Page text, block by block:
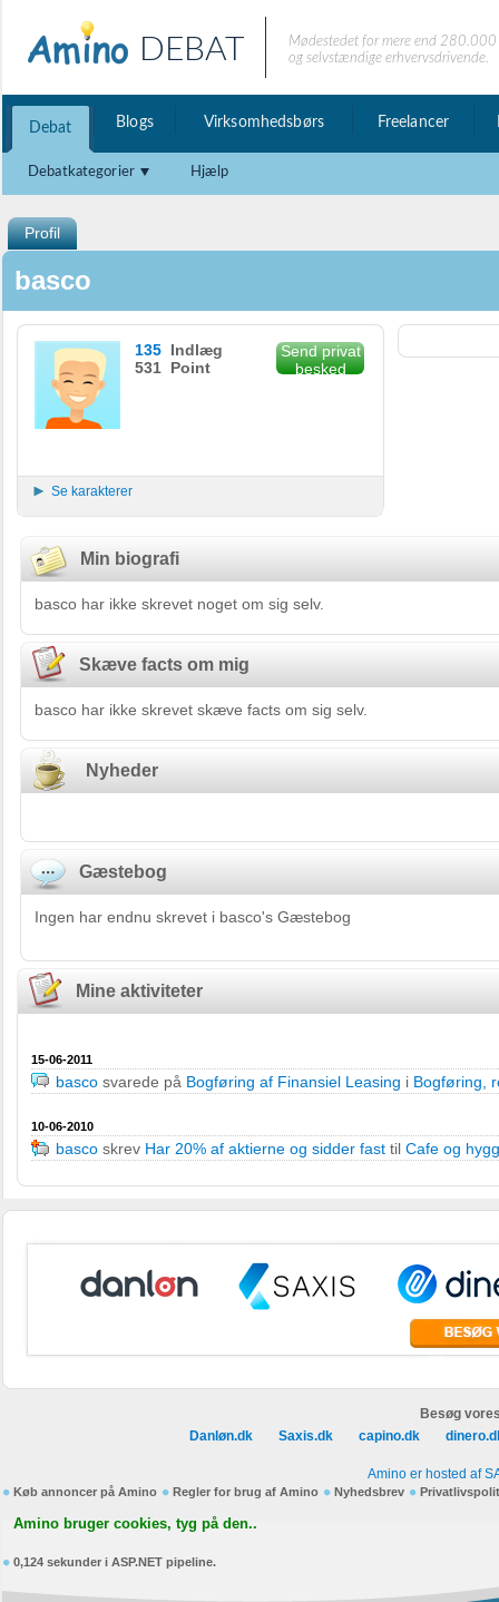
DEBAT
Mødestedet for mere end
og selvstændige erhvervsdrivende.
Debat Blogs Virksomhedsbørs Freelancer
Debatkategorier Hjælp
Profil
basco
135 Indlæg
531 Point
Send privat
besked
Se karakterer
Min biografi
basco har ikke skrevet noget om sig selv.
Skæve facts om mig
basco har ikke skrevet skæve facts om sig selv.
Nyheder
Gæstebog
Ingen har endnu skrevet i basco's Gæstebog
Mine aktiviteter
15-06-2011
basco svarede på Bogføring af Finansiel Leasing i Bogføring,
10-06-2010
basco skrev Har 20% af aktierne og sidder fast til Cafe og
Besøg
Danløn.dk
Saxis.dk capino.dk
Amino er hosted af
Køb annoncer på Amino Regler for brug af Amino Nyhedsbrev
Amino bruger cookies, tyg på den..
0,124 sekunder i ASP.NET pipeline.